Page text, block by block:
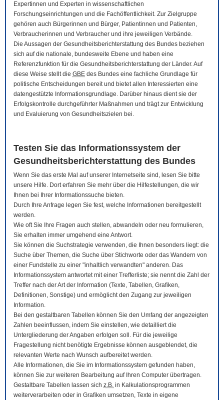
Expertinnen und Experten in wissenschaftlichen
Forschungseinrichtungen und die Fachöffentlichkeit. Zur Zielgruppe
gehören auch Bürgerinnen und Bürger, Patientinnen und Patienten,
Verbraucherinnen und Verbraucher und ihre jeweiligen Verbände.
Die Aussagen der Gesundheitsberichterstattung des Bundes beziehen
sich auf die nationale, bundesweite Ebene und haben eine
Referenzfunktion für die Gesundheitsberichterstattung der Länder. Auf
diese Weise stellt die GBE des Bundes eine fachliche Grundlage für
politische Entscheidungen bereit und bietet allen Interessierten eine
datengestützte Informationsgrundlage. Darüber hinaus dient sie der
Erfolgskontrolle durchgeführter Maßnahmen und trägt zur Entwicklung
und Evaluierung von Gesundheitszielen bei.
Testen Sie das Informationssystem der
Gesundheitsberichterstattung des Bundes
Wenn Sie das erste Mal auf unserer Internetseite sind, lesen Sie bitte
unsere Hilfe. Dort erfahren Sie mehr über die Hilfestellungen, die wir
Ihnen bei Ihrer Informationssuche bieten.
Durch Ihre Anfrage legen Sie fest, welche Informationen bereitgestellt
werden.
Wie oft Sie Ihre Fragen auch stellen, abwandeln oder neu formulieren,
Sie erhalten immer umgehend eine Antwort.
Sie können die Suchstrategie verwenden, die Ihnen besonders liegt: die
Suche über Themen, die Suche über Stichworte oder das Wandern von
einer Fundstelle zu einer "inhaltlich verwandten" anderen. Das
Informationssystem antwortet mit einer Trefferliste; sie nennt die Zahl der
Treffer nach der Art der Information (Texte, Tabellen, Grafiken,
Definitionen, Sonstige) und ermöglicht den Zugang zur jeweiligen
Information.
Bei den gestaltbaren Tabellen können Sie den Umfang der angezeigten
Zahlen beeinflussen, indem Sie einstellen, wie detailliert die
Untergliederung der Angaben erfolgen soll. Für die jeweilige
Fragestellung nicht benötigte Ergebnisse können ausgeblendet, die
relevanten Werte nach Wunsch aufbereitet werden.
Alle Informationen, die Sie im Informationssystem gefunden haben,
können Sie zur weiteren Bearbeitung auf Ihren Computer übertragen.
Gestaltbare Tabellen lassen sich z.B. in Kalkulationsprogrammen
weiterverarbeiten oder in Grafiken umsetzen, Texte in eigene